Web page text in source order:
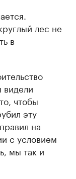
лес не
в
видели
чтобы
эту
на
с условием
мы так и